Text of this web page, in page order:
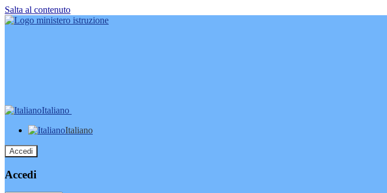
Salta al contenuto
Italiano
Italiano
Accedi
Accedi